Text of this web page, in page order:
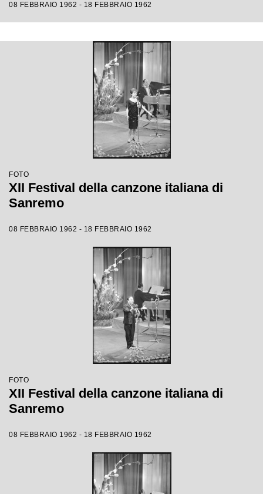
08 FEBBRAIO 1962 - 18 FEBBRAIO 1962
FOTO
XII Festival della canzone italiana di
Sanremo
08 FEBBRAIO 1962 - 18 FEBBRAIO 1962
FOTO
XII Festival della canzone italiana di
Sanremo
08 FEBBRAIO 1962 - 18 FEBBRAIO 1962